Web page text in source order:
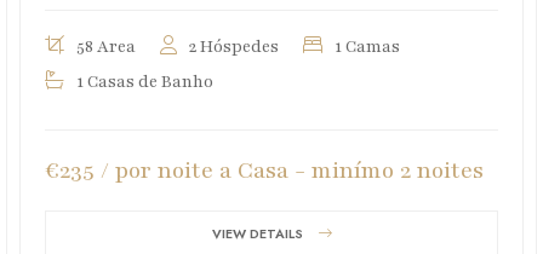
58 Area 2 Hóspedes
1 Camas
1 Casas de Banho
€235 / por noite a Casa - minímo 2 noites
VIEW DETAILS